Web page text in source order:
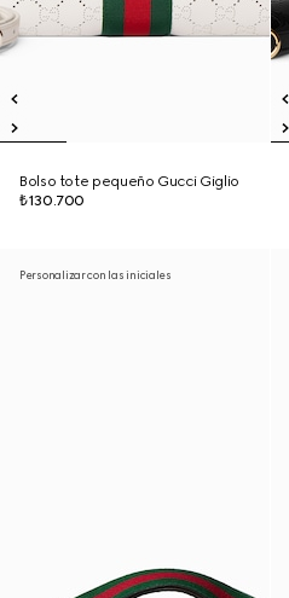
Bolso tote pequeño Gucci Giglio
₺130.700
Personalizar con las iniciales